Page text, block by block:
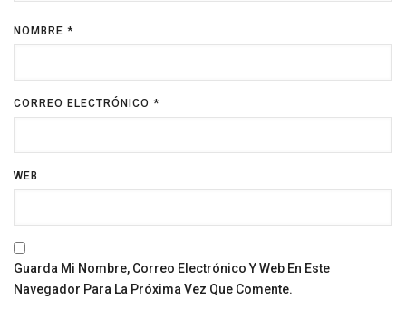
NOMBRE *
CORREO ELECTRÓNICO *
WEB
Guarda Mi Nombre, Correo Electrónico Y Web En Este
Navegador Para La Próxima Vez Que Comente.